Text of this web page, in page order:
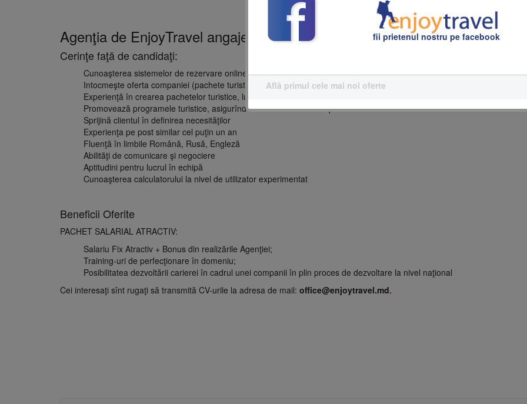
Agenţia de EnjoyTravel angajează CONSULTANT TURISM.
Cerinţe faţă de candidaţi:
Cunoaşterea sistemelor de rezervare online
Intocmeşte oferta companiei (pachete turistice de tip sejur şi circuit; pachete turistice la cerere)
Experienţă în crearea pachetelor turistice, lucrul cu documente (vouchere, contracte clienţi, formulare viză).
Promovează programele turistice, asigurînd informarea corectă a publicului
Sprijină clientul în definirea necesităţilor
Experienţa pe post similar cel puţin un an
Fluenţă în limbile Română, Rusă, Engleză
Abilităţi de comunicare şi negociere
Aptitudini pentru lucrul în echipă
Cunoaşterea calculatorului la nivel de utilizator experimentat
Beneficii Oferite
PACHET SALARIAL ATRACTIV:
Salariu Fix Atractiv + Bonus din realizările Agenţiei;
Training-uri de perfecţionare în domeniu;
Posibilitatea dezvoltării carierei în cadrul unei companii în plin proces de dezvoltare la nivel naţional
Cei interesaţi sînt rugaţi să transmită CV-urile la adresa de mail: office@enjoytravel.md.
fii prietenul nostru pe facebook
Află primul cele mai noi oferte